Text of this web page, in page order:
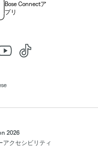
Bose Connectア
プリ
2026
アクセシビリティ